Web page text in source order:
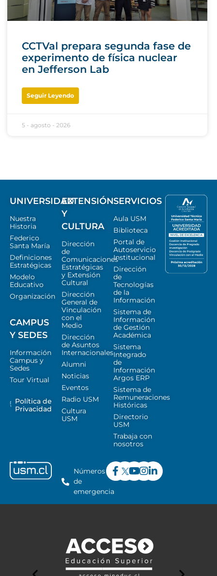
CCTVal prepara segunda fase de
experimento de física nuclear
en Jefferson Lab
Seguir Leyendo
5 - agosto - 2026
UNIVERSIDAD
Nuestra
Historia
Federico
Santa María
Definiciones
Estratégicas
Modelo
Educativo
Organización
CAMPUS
Y SEDES
Información
Campus y
Sedes
Tour Virtual
Política de
Privacidad
EXTENSIÓN
Y
CULTURA
Dirección
de
Comunicaciones
Estratégicas
y Extensión
Cultural
Dirección
General de
Vinculación
con el
Medio
Dirección
de Asuntos
Internacionales
Alumni
Noticias
Eventos
Radio USM
Cultura
USM
SERVICIOS
Aula USM
Biblioteca
Portal de
Autoservicio
Institucional
Dirección
de
Tecnologías
de la
Información
Sistema de
Información
de Gestión
Académica
Sistema
Integrado
de
Información
Argos ERP
Sistema de
Remuneraciones
Históricas
Directorio
USM
Trabaja con
nosotros
Números
de
emergencia